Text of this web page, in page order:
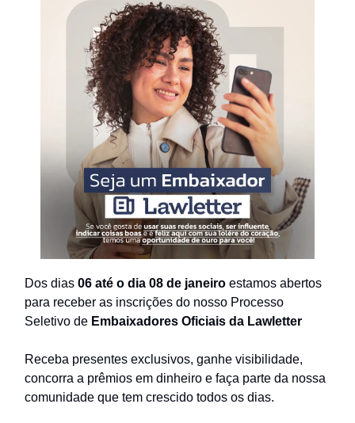
Dos dias 06 até o dia 08 de janeiro estamos abertos
para receber as inscrições do nosso Processo
Seletivo de Embaixadores Oficiais da Lawletter
Receba presentes exclusivos, ganhe visibilidade,
concorra a prêmios em dinheiro e faça parte da nossa
comunidade que tem crescido todos os dias.